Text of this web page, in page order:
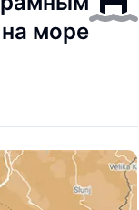
море